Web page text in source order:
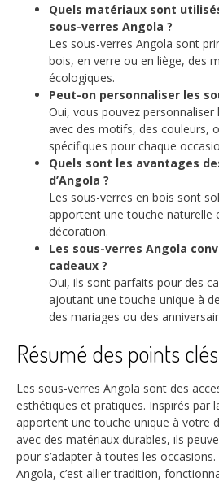
Quels matériaux sont
sous-verres Angola ?
Les sous-verres Angola sont
bois, en verre ou en liège, des
écologiques.
Peut-on personnaliser les
Oui, vous pouvez personnaliser
avec des motifs, des couleurs,
spécifiques pour chaque
Quels sont les avantages
d’Angola ?
Les sous-verres en bois sont
apportent une touche naturelle
décoration.
Les sous-verres Angola
cadeaux ?
Oui, ils sont parfaits pour des
ajoutant une touche unique à
des mariages ou des
Résumé des points clés
Les sous-verres Angola sont des
esthétiques et pratiques. Inspirés par
apportent une touche unique à votre
avec des matériaux durables, ils
pour s’adapter à toutes les
Angola, c’est allier tradition,